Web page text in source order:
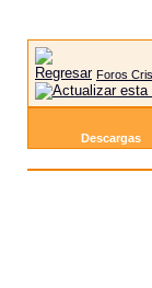
Foros
Descargas